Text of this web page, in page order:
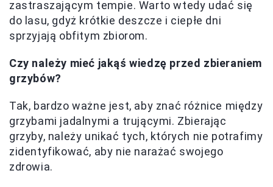
zastraszającym tempie. Warto wtedy udać się
do lasu, gdyż krótkie deszcze i ciepłe dni
sprzyjają obfitym zbiorom.
Czy należy mieć jakąś wiedzę przed zbieraniem
grzybów?
Tak, bardzo ważne jest, aby znać różnice między
grzybami jadalnymi a trującymi. Zbierając
grzyby, należy unikać tych, których nie potrafimy
zidentyfikować, aby nie narażać swojego
zdrowia.